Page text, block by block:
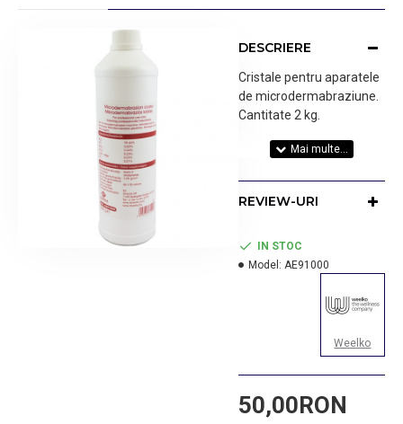
DESCRIERE
Cristale pentru aparatele
de microdermabraziune.
Cantitate 2 kg.
REVIEW-URI
50,00RON
IN STOC
Model: AE91000
Weelko